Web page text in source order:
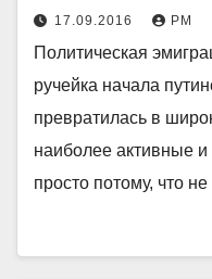
17.09.2016 РМ
Политическая
ручейка начала
превратилась в
наиболее активные
просто потому, что